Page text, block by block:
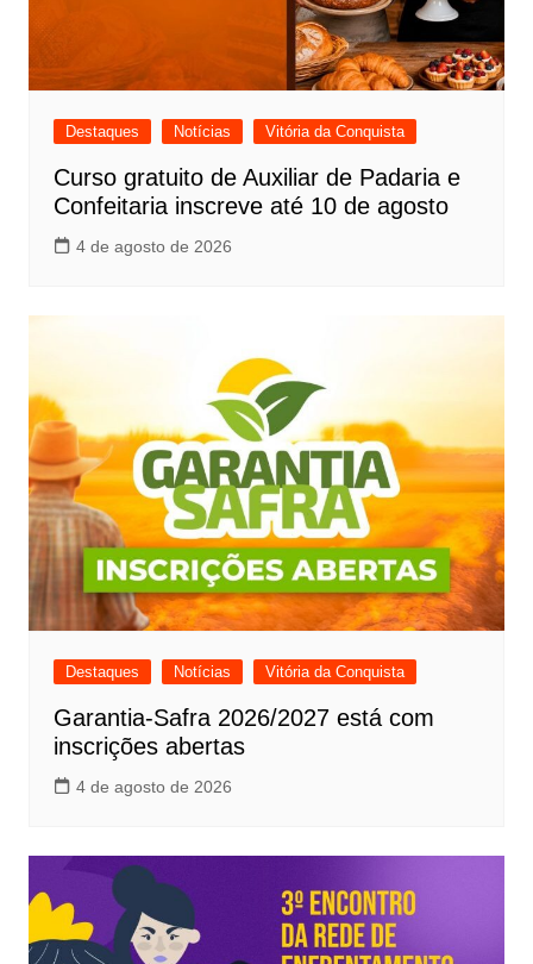
Destaques Notícias Vitória da Conquista
Curso gratuito de Auxiliar de Padaria e
Confeitaria inscreve até 10 de agosto
4 de agosto de 2026
Destaques Notícias Vitória da Conquista
Garantia-Safra 2026/2027 está com
inscrições abertas
4 de agosto de 2026